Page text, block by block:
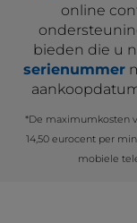
online
bieden die u
serienummer
*De maximumkosten
14,50 eurocent per
mobiele